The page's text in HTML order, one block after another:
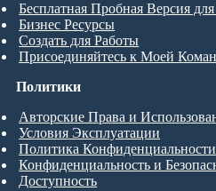
Бесплатная Пробная Версия
Бизнес Ресурсы
Создать для Работы
Присоединяйтесь к Моей
Политики
Авторские Права и
Условия Эксплуатации
Политика Конфиденциальности
Конфиденциальность и
Доступность